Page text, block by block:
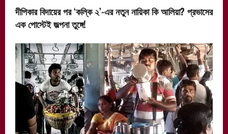
দীপিকার বিদায়ের পর ‘কল্কি ২’-এর নতুন নায়িকা কি আলিয়া? প্রভাসের
এক পোস্টেই জল্পনা তুঙ্গে!